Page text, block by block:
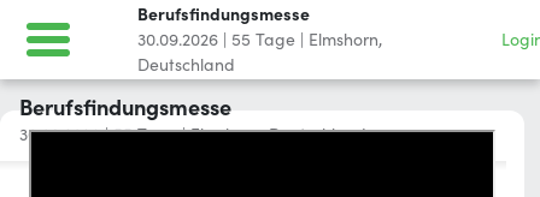
Berufsfindungsmesse
30.09.2026|55 Tage|Elmshorn, Deutschland
Berufsfindungsmesse
30.09.2026 | 55 Tage | Elmshorn,
Deutschland